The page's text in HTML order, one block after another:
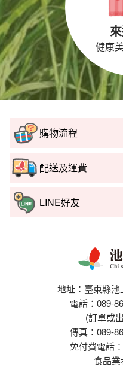
健康
地址：臺東縣
電話：089-
(訂單或
傳真：089-
免付費電話
食品業
購物流程
配送及運費
LINE好友